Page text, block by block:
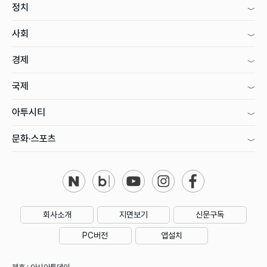
정치
사회
경제
국제
아투시티
문화·스포츠
회사소개 지면보기 신문구독
PC버전 앱설치